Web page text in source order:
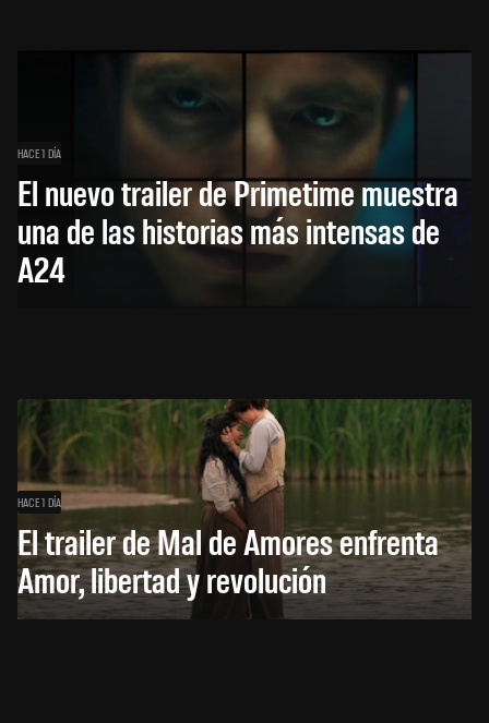
HACE 1 DÍA
El nuevo trailer de Primetime muestra
una de las historias más intensas de
A24
HACE 1 DÍA
El trailer de Mal de Amores enfrenta
Amor, libertad y revolución